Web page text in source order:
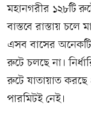
মহানগরীর ১২৮টি
বাস্তবে রাস্তায় চলে
এসব বাসের
রুটে চলছে না।
রুটে যাতায়াত করছে
পারমিটই নেই।